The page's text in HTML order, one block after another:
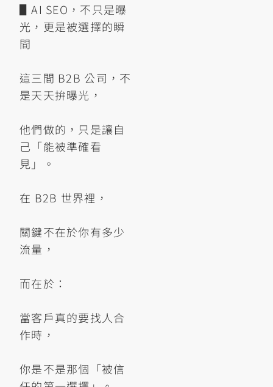
▋AI SEO，不只是曝
光，更是被選擇的瞬
間
這三間 B2B 公司，不
是天天拚曝光，
他們做的，只是讓自
己「能被準確看
見」。
在 B2B 世界裡，
關鍵不在於你有多少
流量，
而在於：
當客戶真的要找人合
作時，
你是不是那個「被信